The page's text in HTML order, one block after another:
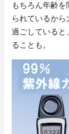
もちろん年齢を
られているか
過ごしていると
ることも。